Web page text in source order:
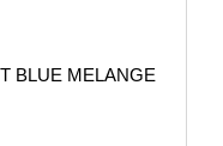
BLUE MELANGE